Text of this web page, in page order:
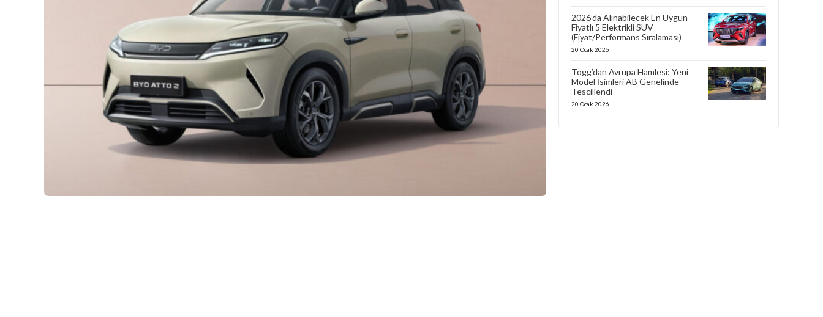
2026’da Alınabilecek En Uygun
Fiyatlı 5 Elektrikli SUV
(Fiyat/Performans Sıralaması)
20 Ocak 2026
Togg’dan Avrupa Hamlesi: Yeni
Model İsimleri AB Genelinde
Tescillendi
20 Ocak 2026